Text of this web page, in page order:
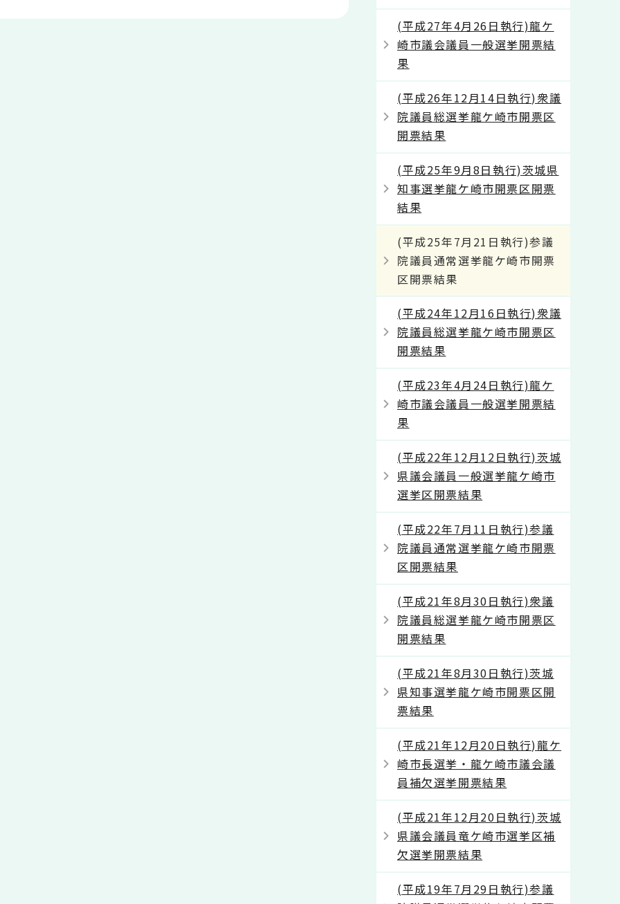
(平成27年4月26日執行)龍ケ
崎市議会議員一般選挙開票結
果
(平成26年12月14日執行)衆議
院議員総選挙龍ケ崎市開票区
開票結果
(平成25年9月8日執行)茨城県
知事選挙龍ケ崎市開票区開票
結果
(平成25年7月21日執行)参議
院議員通常選挙龍ケ崎市開票
区開票結果
(平成24年12月16日執行)衆議
院議員総選挙龍ケ崎市開票区
開票結果
(平成23年4月24日執行)龍ケ
崎市議会議員一般選挙開票結
果
(平成22年12月12日執行)茨城
県議会議員一般選挙龍ケ崎市
選挙区開票結果
(平成22年7月11日執行)参議
院議員通常選挙龍ケ崎市開票
区開票結果
(平成21年8月30日執行)衆議
院議員総選挙龍ケ崎市開票区
開票結果
(平成21年8月30日執行)茨城
県知事選挙龍ケ崎市開票区開
票結果
(平成21年12月20日執行)龍ケ
崎市長選挙・龍ケ崎市議会議
員補欠選挙開票結果
(平成21年12月20日執行)茨城
県議会議員竜ケ崎市選挙区補
欠選挙開票結果
(平成19年7月29日執行)参議